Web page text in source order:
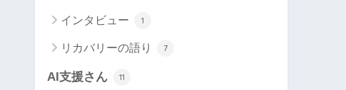
インタビュー 1
リカバリーの語り 7
AI支援さん 11